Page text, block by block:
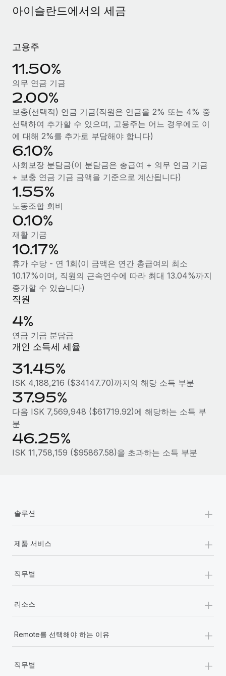
전문가 상담
신원 조사
채용 후보자 심사 프로세스 간소화
Compliance Watchtower
규정 준수 관련 위험에 선제적으로 대응
기기 관리
전 세계 IT 장비 제공 및 추적 관리
법인 설립
법인 설립을 빠르고 준법적으로 지원
글로벌 인재 이동 및 전근
직원 해외 이전을 간편하게 처리
복리후생
손쉬운 직원 복리후생 관리
Remote Build 곧 제공 예정
사례 연구
급여 및 인재 인사이트
지원받기
모든 리소스 보기
블로그
글로벌 급여
EOR 및 PEO
계약자 관리
세금
블로그 둘러보기
블로그
Remote 제품 관련 소식: Gusto 및 Xero와의 통합과
Remote Contractor Management Plus
Remote의 사명은 모든 규모의 기업이 전 세계 어디서든 업무에 가
장 적합 사람을 찾아 채용 및 관리하고 급여를 지급하도록 돕는 것
자세히 알아보기
Shootsta가 Remote를 통해 네 개의 시장에서 글로벌
채용을 확장한 방법
비디오 콘텐츠를 활용한 마케팅이 계속해서 인기를 끌면서, 기업들
에게는 흥미롭고 전문적인 비디오 제작이 어느 때보다 중요해졌습
니다. 그러나 대부분의 회사들은 그렇게 높은 품질의...
자세히 알아보기
아이슬란드에서의 세금
고용주
11.50%
의무 연금 기금
2.00%
보충(선택적) 연금 기금(직원은 연금을 2% 또는 4% 중
선택하여 추가할 수 있으며, 고용주는 어느 경우에도 이
에 대해 2%를 추가로 부담해야 합니다)
6.10%
사회보장 분담금(이 분담금은 총급여 + 의무 연금 기금
+ 보충 연금 기금 금액을 기준으로 계산됩니다)
1.55%
노동조합 회비
0.10%
재활 기금
10.17%
휴가 수당 - 연 1회(이 금액은 연간 총급여의 최소
10.17%이며, 직원의 근속연수에 따라 최대 13.04%까지
증가할 수 있습니다)
직원
4%
연금 기금 분담금
개인 소득세 세율
31.45%
ISK 4,188,216 ($34147.70)까지의 해당 소득 부분
37.95%
다음 ISK 7,569,948 ($61719.92)에 해당하는 소득 부
분
46.25%
ISK 11,758,159 ($95867.58)을 초과하는 소득 부분
솔루션 +
제품 서비스 +
직무별 +
리소스 +
Remote를 선택해야 하는 이유 +
직무별 +